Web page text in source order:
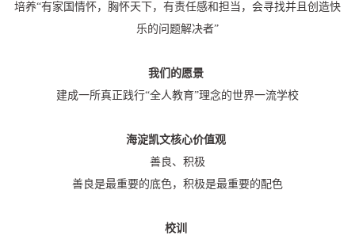
培养“有家国情怀，胸怀天下，有责任感和担当，会寻找并且创造快
乐的问题解决者”
我们的愿景
建成一所真正践行“全人教育”理念的世界一流学校
海淀凯文核心价值观
善良、积极
善良是最重要的底色，积极是最重要的配色
校训